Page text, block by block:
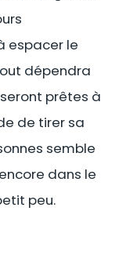
espacer le
dépendra
prêtes à
de tirer sa
semble
dans le
peu.